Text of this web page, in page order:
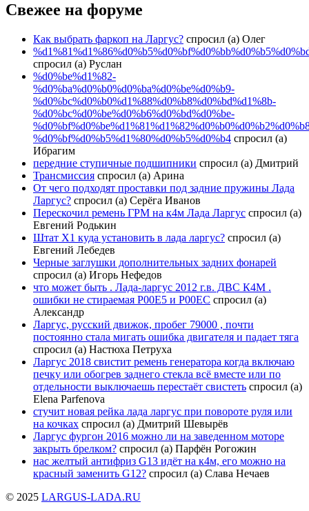
Свежее на форуме
Как выбрать фаркоп на Ларгус? спросил (а) Олег
спросил (а) Руслан
%d0%be%d1%82-
%d0%ba%d0%b0%d0%ba%d0%be%d0%b9-
%d0%bc%d0%b0%d1%88%d0%b8%d0%bd%d1%8b-
%d0%bc%d0%be%d0%b6%d0%bd%d0%be-
%d0%bf%d0%b5%d1%80%d0%b5%d0%b4 спросил (а)
Ибрагим
передние ступичные подшипники спросил (а) Дмитрий
Трансмиссия спросил (а) Арина
От чего подходят проставки под задние пружины Лада
Ларгус? спросил (а) Серёга Иванов
Перескочил ремень ГРМ на к4м Лада Ларгус спросил (а)
Евгений Родькин
Штат Х1 куда установить в лада ларгус? спросил (а)
Евгений Лебедев
Черные заглушки дополнительных задних фонарей
спросил (а) Игорь Нефедов
что может быть . Лада-ларгус 2012 г.в. ДВС К4М .
ошибки не стираемая Р00Е5 и Р00ЕС спросил (а)
Александр
Ларгус, русский движок, пробег 79000 , почти
постоянно стала мигать ошибка двигателя и падает тяга
спросил (а) Настюха Петруха
Ларгус 2018 свистит ремень генератора когда включаю
печку или обогрев заднего стекла всё вместе или по
отдельности выключаешь перестаёт свистеть спросил (а)
Elena Parfenova
стучит новая рейка лада ларгус при повороте руля или
на кочках спросил (а) Дмитрий Шевырёв
Ларгус фургон 2016 можно ли на заведенном моторе
закрыть брелком? спросил (а) Парфён Рогожин
нас желтый антифриз G13 идёт нa к4м, его можно на
красный заменить G12? спросил (а) Слава Нечаев
© 2025 LARGUS-LADA.RU